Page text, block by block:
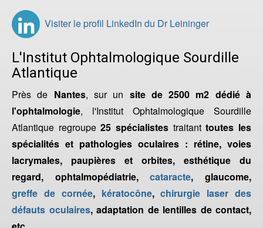
Visiter le profil LinkedIn du Dr Leininger
L'Institut Ophtalmologique Sourdille
Atlantique
Près de Nantes, sur un site de 2500 m2 dédié à
l'ophtalmologie, l'Institut Ophtalmologique Sourdille
Atlantique regroupe25 spécialistes traitanttoutes les
spécialités et pathologies oculaires : rétine, voies
lacrymales, paupières et orbites, esthétique du
regard, ophtalmopédiatrie,cataracte, glaucome,
greffe de cornée, kératocône,chirurgie laser des
défauts oculaires, adaptation de lentilles de contact,